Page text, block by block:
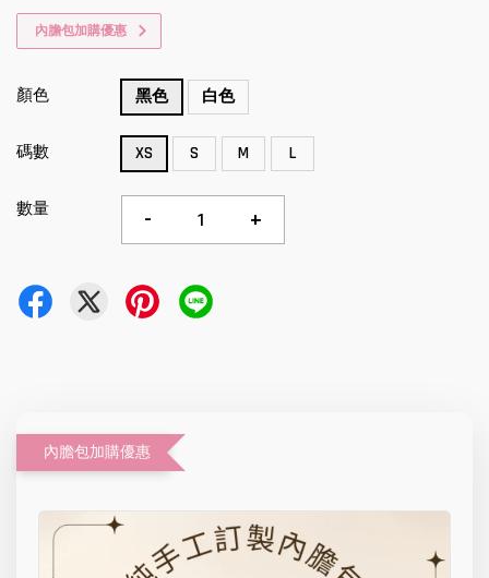
內膽包加購優惠
顏色 黑色 白色
碼數 XS S M L
數量 - +
內膽包加購優惠